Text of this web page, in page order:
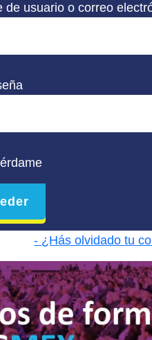
de usuario o correo
- ¿Hás olvidado tu